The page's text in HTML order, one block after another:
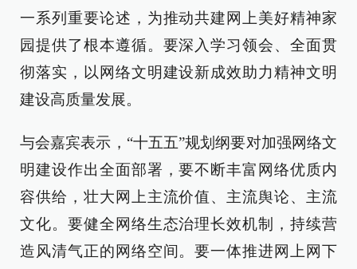
一系列重要论述，为推动共建网上美好精神家
园提供了根本遵循。要深入学习领会、全面贯
彻落实，以网络文明建设新成效助力精神文明
建设高质量发展。
与会嘉宾表示，“十五五”规划纲要对加强网络文
明建设作出全面部署，要不断丰富网络优质内
容供给，壮大网上主流价值、主流舆论、主流
文化。要健全网络生态治理长效机制，持续营
造风清气正的网络空间。要一体推进网上网下